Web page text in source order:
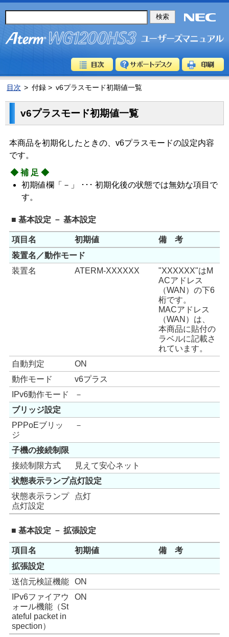
目次 > 付録 > v6プラスモード初期値一覧
v6プラスモード初期値一覧
本商品を初期化したときの、v6プラスモードの設定内容
です。
◆補足◆
初期値欄「－」 ･･･ 初期化後の状態では無効な項目で
す。
■ 基本設定 － 基本設定
項目名 初期値
備 考
装置名／動作モード
装置名
ATERM-XXXXXX
"XXXXXX"はM
ACアドレス
（WAN）の下6
桁です。
MACアドレス
（WAN）は、
本商品に貼付の
ラベルに記載さ
れています。
自動判定
ON
動作モード
v6プラス
IPv6動作モード
－
ブリッジ設定
PPPoEブリッ
ジ
－
子機の接続制限
接続制限方式
見えて安心ネット
状態表示ランプ点灯設定
状態表示ランプ
点灯設定
点灯
■ 基本設定 － 拡張設定
項目名 初期値
備 考
拡張設定
送信元検証機能
ON
IPv6ファイアウ
ォール機能（St
ateful packet in
spection）
ON